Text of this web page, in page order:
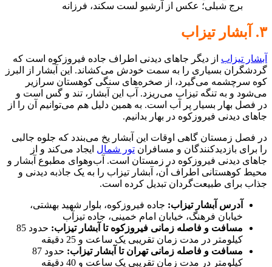
برج شبلی؛ عکس از آرشیو لست سکند، فرزانه
۳. آبشار تیزاب
آبشار تیزاب از دیگر جاهای دیدنی اطراف جاده فیروزکوه است که
گردشگران بسیاری را به سمت خودش می‌کشاند. این آبشار از البرز
کوه سرچشمه می‌گیرد، از صخره‌های سنگی کوهستان سرازیر
می‌شود و به تنگه تیزاب می‌ریزد. آب این آبشار، تند و گس است و
در فصل بهار بسیار پر آب است. به همین دلیل هم می‌توانیم آن را از
جاهای دیدنی فیروزکوه در بهار بدانیم.
در فصل زمستان گاهی اوقات این آبشار یخ می‌بندد که جلوه جالبی
را برای بازدیدکنندگان و مسافران تور شمال ایجاد می‌کند و از
جاهای دیدنی فیروزکوه در زمستان است. آب‌وهوای مطبوع آبشار و
محیط کوهستانی اطراف آن، آبشار تیزاب را به یک جاذبه دیدنی و
جذاب برای طبیعت‌گردان تبدیل کرده است.
آدرس آبشار تیزاب: جاده فیروزکوه، بلوار شهید بهشتی،
خیابان فرهنگ، خیابان امام خمینی، جاده تیزآب
مسافت و فاصله زمانی فیروزکوه تا آبشار تیزاب:
حدود 85
کیلومتر در مدت زمان تقریبی یک ساعت و 25 دقیقه
مسافت و فاصله زمانی تهران تا آبشار تیزاب:
حدود 87
کیلومتر در مدت زمان تقریبی یک ساعت و 40 دقیقه